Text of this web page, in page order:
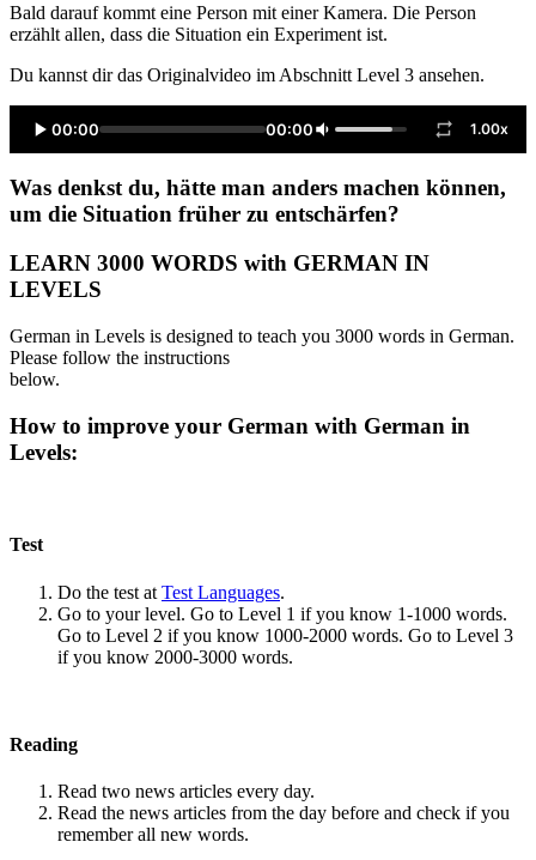
Bald darauf kommt eine Person mit einer Kamera. Die Person
erzählt allen, dass die Situation ein Experiment ist.
Du kannst dir das Originalvideo im Abschnitt Level 3 ansehen.
00:00 00:00 1.00x
Was denkst du, hätte man anders machen können,
um die Situation früher zu entschärfen?
LEARN 3000 WORDS with GERMAN IN
LEVELS
German in Levels is designed to teach you 3000 words in German.
Please follow the instructions
below.
How to improve your German with German in
Levels:
Test
Do the test at Test Languages.
Go to your level. Go to Level 1 if you know 1-1000 words.
Go to Level 2 if you know 1000-2000 words. Go to Level 3
if you know 2000-3000 words.
Reading
Read two news articles every day.
Read the news articles from the day before and check if you
remember all new words.